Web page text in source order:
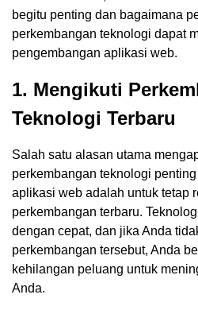
begitu penting dan bagaimana
perkembangan teknologi dapat
pengembangan aplikasi web.
1. Mengikuti
Teknologi Terbaru
Salah satu alasan utama
perkembangan teknologi
aplikasi web adalah untuk tetap
perkembangan terbaru.
dengan cepat, dan jika Anda
perkembangan tersebut, Anda
kehilangan peluang untuk
Anda.